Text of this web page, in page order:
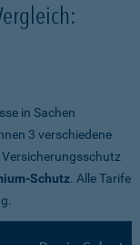
in Sachen
3 verschiedene
Schutz. Alle Tarife